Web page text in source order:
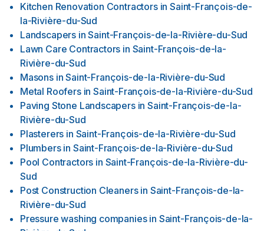
Kitchen Renovation Contractors in Saint-François-de-
la-Rivière-du-Sud
Landscapers in Saint-François-de-la-Rivière-du-Sud
Lawn Care Contractors in Saint-François-de-la-
Rivière-du-Sud
Masons in Saint-François-de-la-Rivière-du-Sud
Metal Roofers in Saint-François-de-la-Rivière-du-Sud
Paving Stone Landscapers in Saint-François-de-la-
Rivière-du-Sud
Plasterers in Saint-François-de-la-Rivière-du-Sud
Plumbers in Saint-François-de-la-Rivière-du-Sud
Pool Contractors in Saint-François-de-la-Rivière-du-
Sud
Post Construction Cleaners in Saint-François-de-la-
Rivière-du-Sud
Pressure washing companies in Saint-François-de-la-